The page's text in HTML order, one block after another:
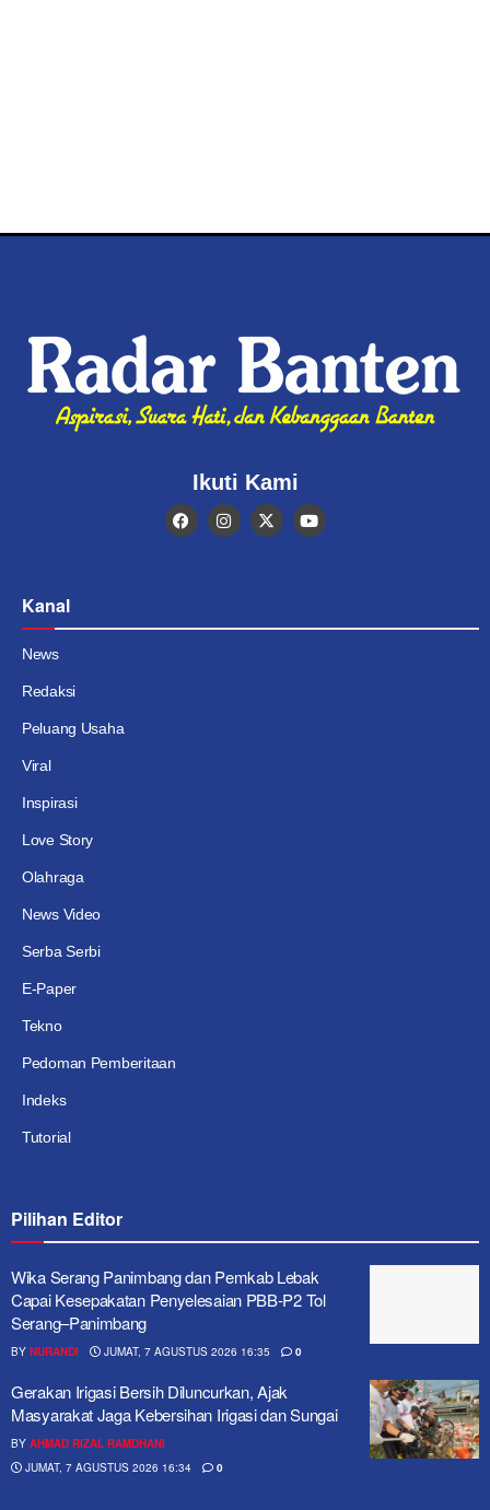
Ikuti Kami
Kanal
News
Redaksi
Peluang Usaha
Viral
Inspirasi
Love Story
Olahraga
News Video
Serba Serbi
E-Paper
Tekno
Pedoman Pemberitaan
Indeks
Tutorial
Pilihan Editor
Wika Serang Panimbang dan Pemkab Lebak
Capai Kesepakatan Penyelesaian PBB-P2 Tol
Serang–Panimbang
BY NURANDI JUMAT, 7 AGUSTUS 2026 16:35 0
Gerakan Irigasi Bersih Diluncurkan, Ajak
Masyarakat Jaga Kebersihan Irigasi dan Sungai
BY AHMAD RIZAL RAMDHANI
JUMAT, 7 AGUSTUS 2026 16:34
0